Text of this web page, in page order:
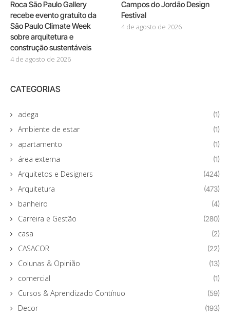
Roca São Paulo Gallery
recebe evento gratuito da
São Paulo Climate Week
sobre arquitetura e
construção sustentáveis
4 de agosto de 2026
Campos do Jordão Design
Festival
4 de agosto de 2026
CATEGORIAS
adega (1)
Ambiente de estar (1)
apartamento (1)
área externa (1)
Arquitetos e Designers (424)
Arquitetura (473)
banheiro (4)
Carreira e Gestão (280)
casa (2)
CASACOR (22)
Colunas & Opinião (13)
comercial (1)
Cursos & Aprendizado Contínuo (59)
Decor (193)